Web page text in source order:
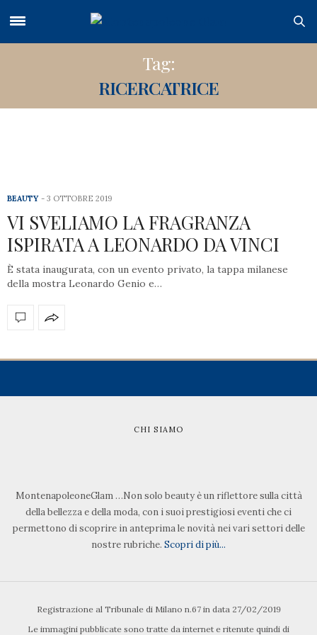
Tag:
RICERCATRICE
BEAUTY 3 OTTOBRE 2019
VI SVELIAMO LA FRAGRANZA
ISPIRATA A LEONARDO DA VINCI
È stata inaugurata, con un evento privato, la tappa milanese
della mostra Leonardo Genio e…
CHI SIAMO
MontenapoleoneGlam …Non solo beauty è un riflettore sulla città
della bellezza e della moda, con i suoi prestigiosi eventi che ci
permettono di scoprire in anteprima le novità nei vari settori delle
nostre rubriche. Scopri di più...
Registrazione al Tribunale di Milano n.67 in data 27/02/2019
Le immagini pubblicate sono tratte da internet e ritenute quindi di